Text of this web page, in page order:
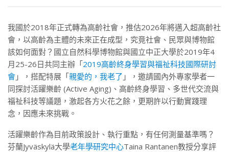
我國於2018年正式轉為高齡社會，推估2026年將邁入超高齡社
會，以高齡為主體的未來正在成型，究竟社會、民眾與博物館
該如何面對？國立自然科學博物館與國立中正大學於2019年4
月25-26日共同主辦「2019高齡終身學習與福祉科技國際研討
會 」，搭配特展「親愛的，我老了 」，邀請國內外專家學者一
同探討活躍樂齡 (Active Aging)、高齡終身學習、多世代交流與
福祉科技等議題，激起各方火花之餘，更期許以行動實踐理
念，因應未來挑戰。
活躍樂齡作為目前政策設計、執行重點，有任何測量基準嗎？
芬蘭Jyväskylä大學老年學研究中心Taina Rantanen教授分享評